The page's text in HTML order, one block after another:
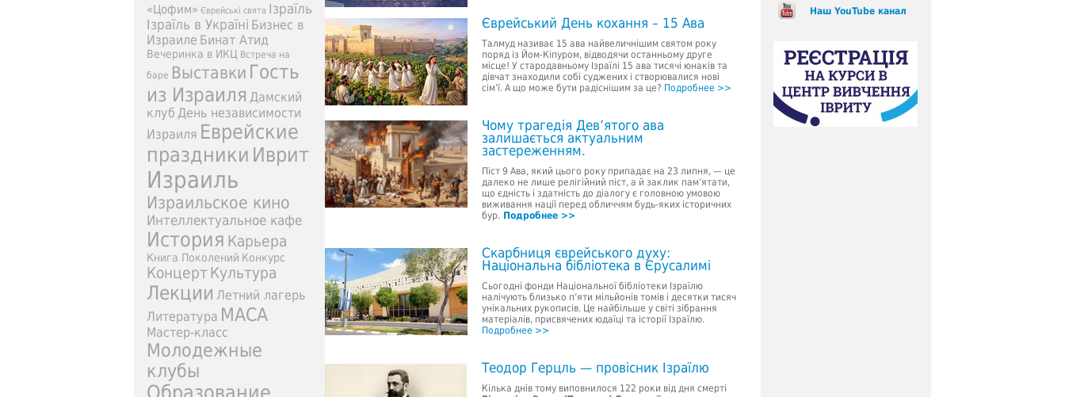
«Цофим» Єврейські свята Ізраїль
Ізраїль в Україні Бизнес в
Израиле Бинат Атид
Вечеринка в ИКЦ Встреча на
баре Выставки Гость
из Израиля Дамский
клуб День независимости
Израиля Еврейские
праздники Иврит
Израиль
Израильское кино
Интеллектуальное кафе
История Карьера
Книга Поколений Конкурс
КонцертКультура
Лекции Летний лагерь
Литература МАСА
Мастер-класс
Молодежные
клубы
Єврейський День кохання – 15 Ава
Талмуд називає 15 ава найвеличнішим святом року
поряд із Йом-Кіпуром, відводячи останньому друге
місце! У стародавньому Ізраїлі 15 ава тисячі юнаків та
дівчат знаходили собі суджених і створювалися нові
сім’ї. А що може бути радіснішим за це? Подробнее >>
Чому трагедія Дев’ятого ава
залишається актуальним
застереженням.
Піст 9 Ава, який цього року припадає на 23 липня, — це
далеко не лише релігійний піст, а й заклик пам’ятати,
що єдність і здатність до діалогу є головною умовою
виживання нації перед обличчям будь-яких історичних
бур. Подробнее >>
Скарбниця єврейського духу:
Національна бібліотека в Єрусалимі
Сьогодні фонди Національної бібліотеки Ізраїлю
налічують близько п’яти мільйонів томів і десятки тисяч
унікальних рукописів. Це найбільше у світі зібрання
матеріалів, присвячених юдаїці та історії Ізраїлю.
Подробнее >>
Теодор Герцль — провісник Ізраїлю
Кілька днів тому виповнилося 122 роки від дня смерті
Наш YouTube канал